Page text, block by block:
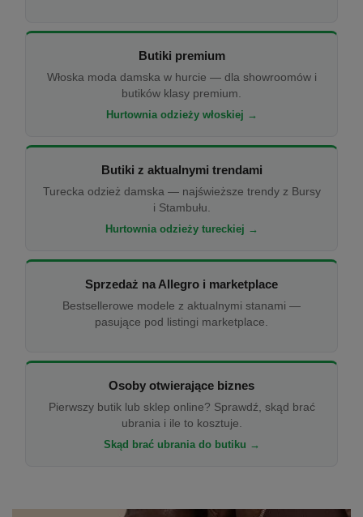
Butiki premium
Włoska moda damska w hurcie — dla showroomów i
butików klasy premium.
Hurtownia odzieży włoskiej →
Butiki z aktualnymi trendami
Turecka odzież damska — najświeższe trendy z Bursy
i Stambułu.
Hurtownia odzieży tureckiej →
Sprzedaż na Allegro i marketplace
Bestsellerowe modele z aktualnymi stanami —
pasujące pod listingi marketplace.
Osoby otwierające biznes
Pierwszy butik lub sklep online? Sprawdź, skąd brać
ubrania i ile to kosztuje.
Skąd brać ubrania do butiku →